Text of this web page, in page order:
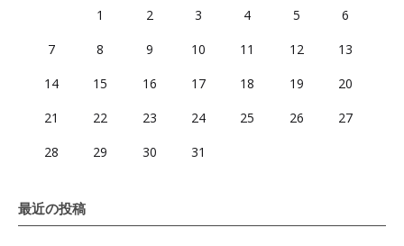
1 2 3 4 5
6
7
8 9 10 11 12
13
14
15 16 17 18 19
20
21
22 23 24 25 26
27
28
29 30 31
最近の投稿